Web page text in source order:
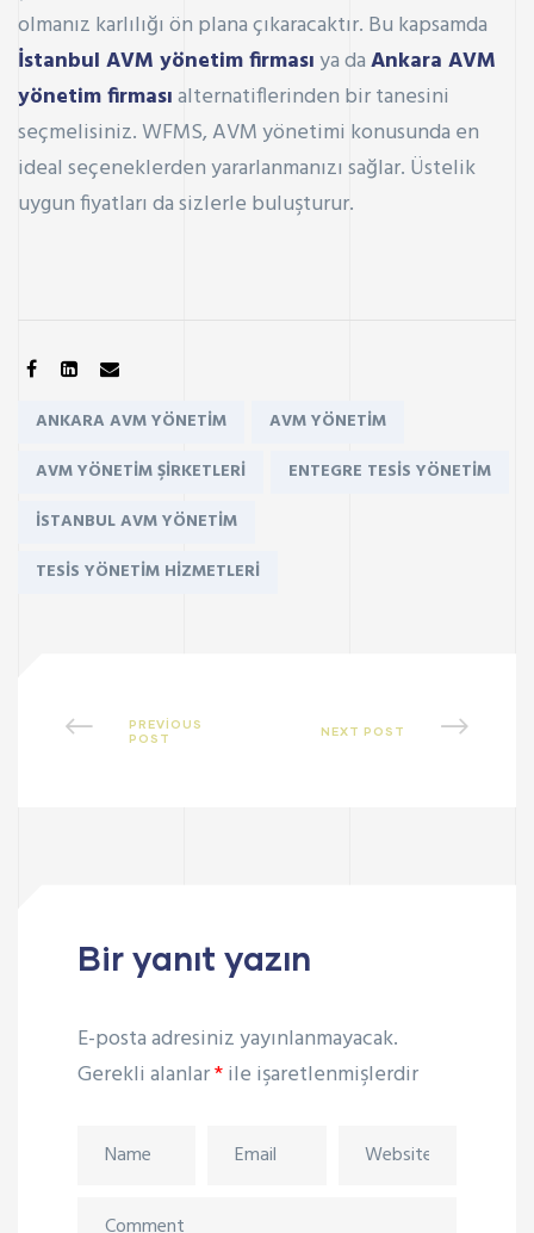
olmanız karlılığı ön plana çıkaracaktır. Bu kapsamda
İstanbul AVM yönetim firmasıya daAnkara AVM
yönetim firmasıalternatiflerinden bir tanesini
seçmelisiniz. WFMS, AVM yönetimi konusunda en
ideal seçeneklerden yararlanmanızı sağlar. Üstelik
uygun fiyatları da sizlerle buluşturur.
SHARE:
Tags:
ANKARA AVM YÖNETIM
AVM YÖNETIM
AVM YÖNETIM ŞIRKETLERI
ENTEGRE TESIS YÖNETIM
ISTANBUL AVM YÖNETIM
TESIS YÖNETIM HIZMETLERI
PREVIOUS
POST
NEXT POST
Bir yanıt yazın
E-posta adresiniz yayınlanmayacak.
Gerekli alanlar*ile işaretlenmişlerdir